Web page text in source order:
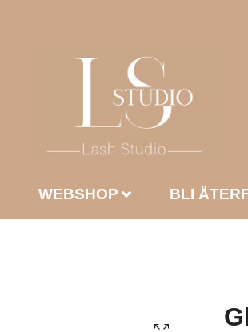
WEBSHOP BLI